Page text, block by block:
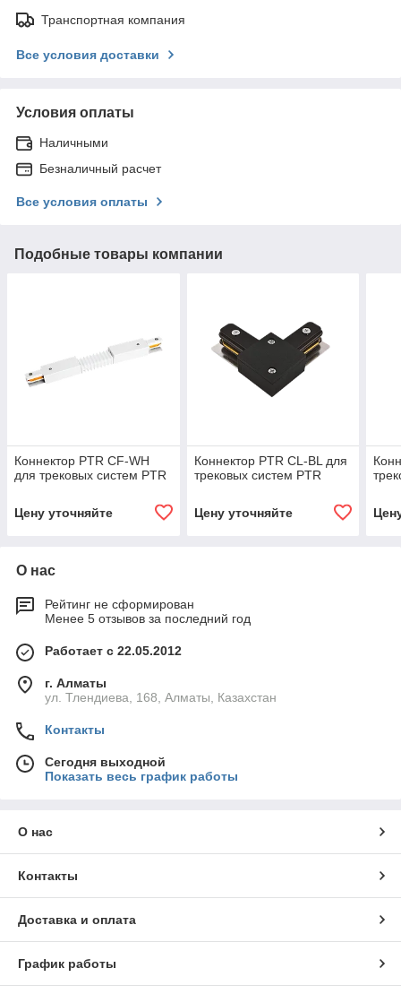
Транспортная компания
Все условия доставки
Условия оплаты
Наличными
Безналичный расчет
Все условия оплаты
Подобные товары компании
Коннектор PTR CF-WH
для трековых систем PTR
Цену уточняйте
Коннектор PTR CL-BL для
трековых систем PTR
Цену уточняйте
О нас
Рейтинг не сформирован
Менее 5 отзывов за последний год
Работает с 22.05.2012
г. Алматы
ул. Тлендиева, 168, Алматы, Казахстан
Контакты
Сегодня выходной
Показать весь график работы
О нас
Контакты
Доставка и оплата
График работы